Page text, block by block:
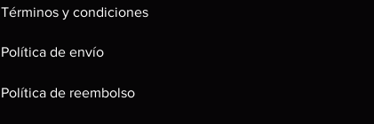
Términos y condiciones
Política de envío
Política de reembolso